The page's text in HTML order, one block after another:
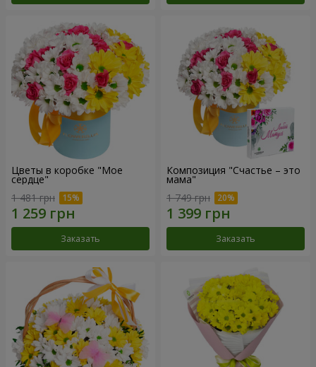
Цветы в коробке "Мое
сердце"
1 481 грн
Заказать
Композиция "Счастье – это
мама"
1 749 грн
Заказать